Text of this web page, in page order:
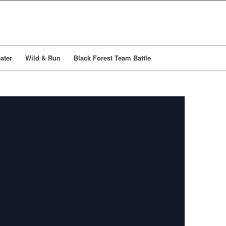
Wild & Run Black Forest Team Battle